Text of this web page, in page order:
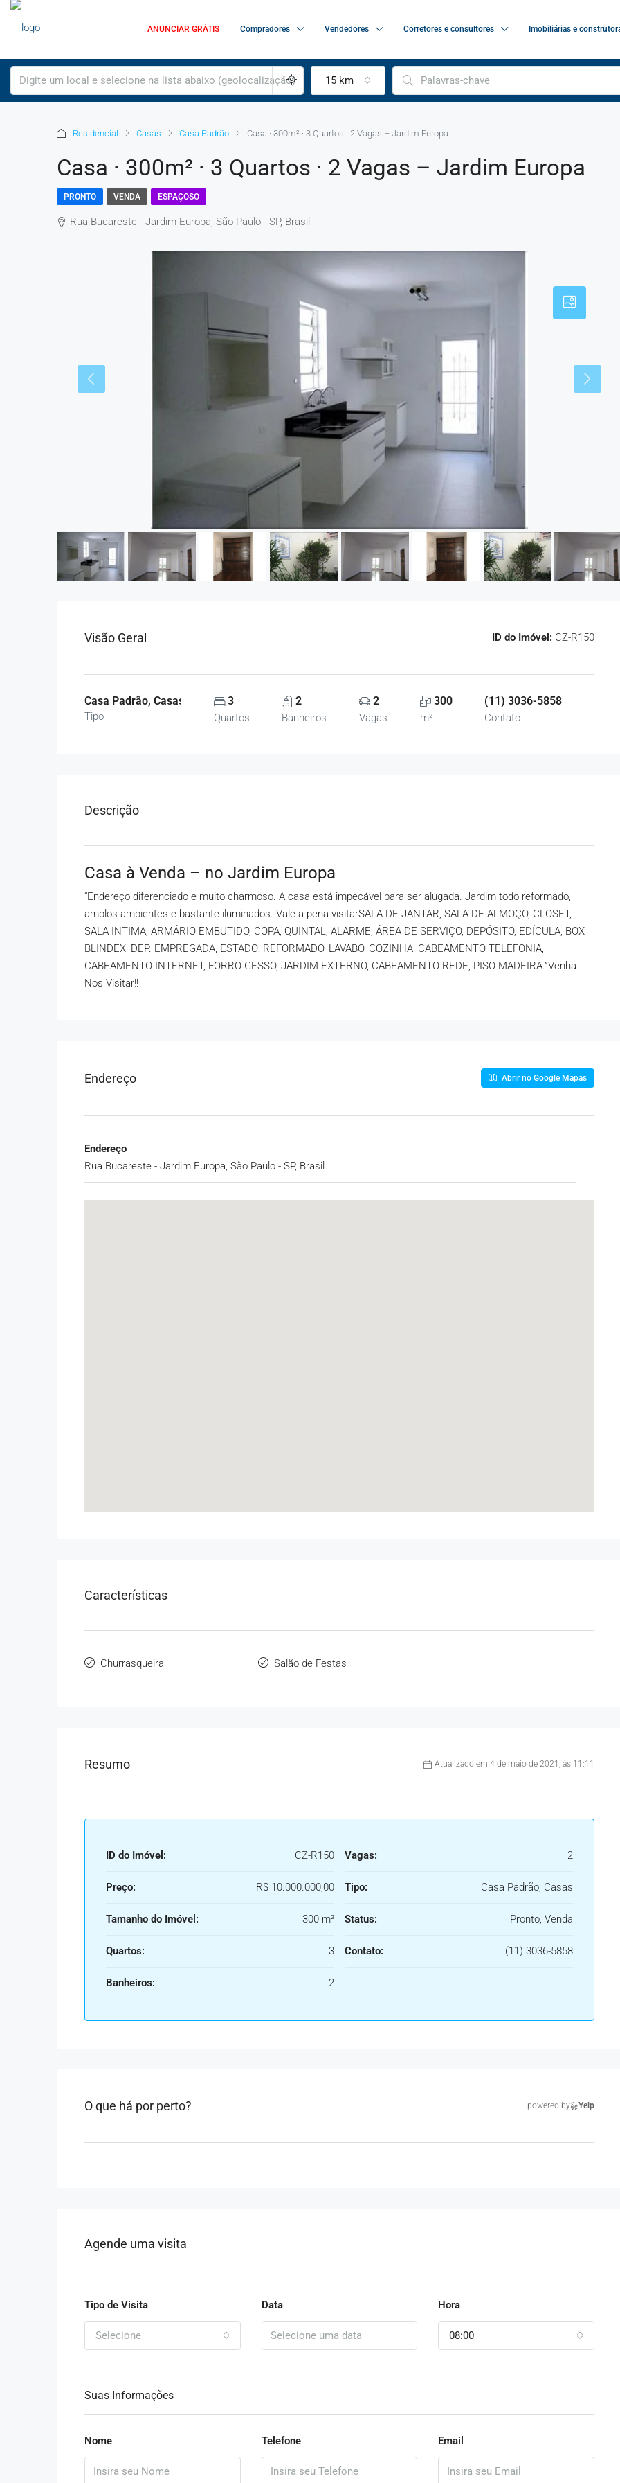
ANUNCIAR GRÁTIS Compradores Vendedores Corretores e consultores Imobiliárias e
15 km
Residencial Casas Casa Padrão Casa · 300m² · 3 Quartos · 2 Vagas – Jardim Europa
Casa · 300m² · 3 Quartos · 2 Vagas – Jardim Europa
PRONTO VENDA ESPAÇOSO
Rua Bucareste - Jardim Europa, São Paulo - SP, Brasil
Visão Geral ID do Imóvel: CZ-R150
Casa Padrão, Casas
Tipo
3
Quartos
2
Banheiros
2
Vagas
300
m²
(11) 3036-5858
Contato
Descrição
Casa à Venda – no Jardim Europa
“Endereço diferenciado e muito charmoso. A casa está impecável para ser alugada. Jardim todo reformado,
amplos ambientes e bastante iluminados. Vale a pena visitarSALA DE JANTAR, SALA DE ALMOÇO, CLOSET,
SALA INTIMA, ARMÁRIO EMBUTIDO, COPA, QUINTAL, ALARME, ÁREA DE SERVIÇO, DEPÓSITO, EDÍCULA, BOX
BLINDEX, DEP. EMPREGADA, ESTADO: REFORMADO, LAVABO, COZINHA, CABEAMENTO TELEFONIA,
CABEAMENTO INTERNET, FORRO GESSO, JARDIM EXTERNO, CABEAMENTO REDE, PISO MADEIRA.”Venha
Nos Visitar!!
Endereço Abrir no Google Mapas
Endereço
Rua Bucareste - Jardim Europa, São Paulo - SP, Brasil
Características
Churrasqueira Salão de Festas
Resumo Atualizado em 4 de maio de 2021, às 11:11
ID do Imóvel: CZ-R150
Preço: R$ 10.000.000,00
Tamanho do Imóvel: 300 m²
Quartos: 3
Banheiros: 2
Vagas: 2
Tipo: Casa Padrão, Casas
Status: Pronto, Venda
Contato: (11) 3036-5858
O que há por perto? powered by Yelp
Agende uma visita
Tipo de Visita
Selecione
Data Hora
08:00
Suas Informações
Nome Telefone Email